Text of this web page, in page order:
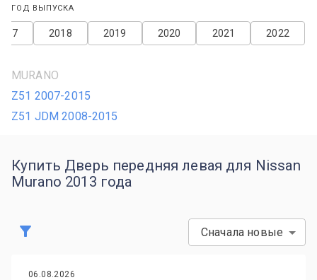
ГОД ВЫПУСКА
2022
2021
2020
2019
2018
MURANO
Z51 2007-2015
Z51 JDM 2008-2015
Купить Дверь передняя левая для Nissan
Murano 2013 года
Сначала новые
06.08.2026